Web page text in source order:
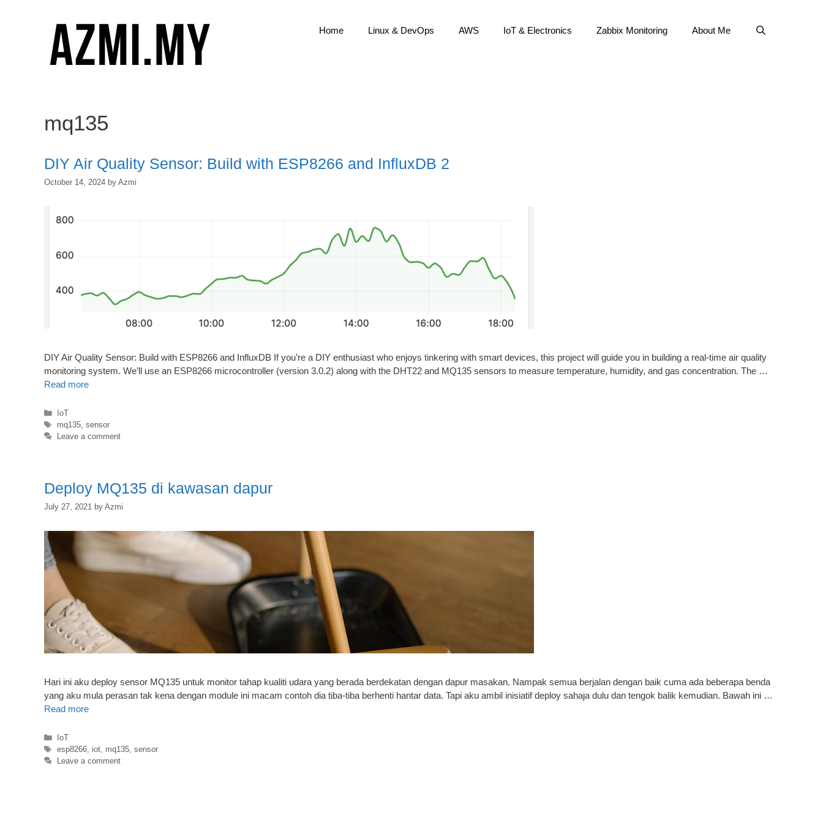
Home Linux & DevOps AWS IoT & Electronics Zabbix Monitoring About Me
mq135
DIY Air Quality Sensor: Build with ESP8266 and InfluxDB 2
October 14, 2024 by Azmi
DIY Air Quality Sensor: Build with ESP8266 and InfluxDB If you’re a DIY enthusiast who enjoys tinkering with smart devices, this project will guide you in building a real-time air quality
monitoring system. We’ll use an ESP8266 microcontroller (version 3.0.2) along with the DHT22 and MQ135 sensors to measure temperature, humidity, and gas concentration. The …
Read more
Categories
IoT
Tags
mq135, sensor
Leave a comment
Deploy MQ135 di kawasan dapur
July 27, 2021 by Azmi
Hari ini aku deploy sensor MQ135 untuk monitor tahap kualiti udara yang berada berdekatan dengan dapur masakan. Nampak semua berjalan dengan baik cuma ada beberapa benda
yang aku mula perasan tak kena dengan module ini macam contoh dia tiba-tiba berhenti hantar data. Tapi aku ambil inisiatif deploy sahaja dulu dan tengok balik kemudian. Bawah ini …
Read more
Categories
IoT
Tags
esp8266, iot, mq135, sensor
Leave a comment